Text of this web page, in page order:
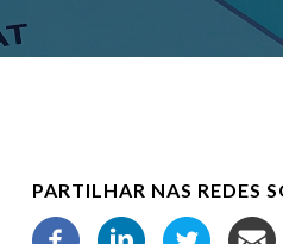
PARTILHAR NAS REDES